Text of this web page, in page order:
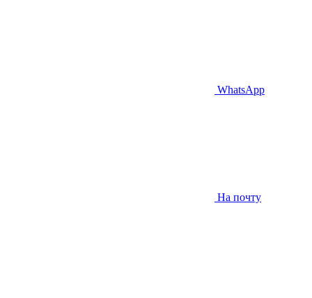
WhatsApp
На почту